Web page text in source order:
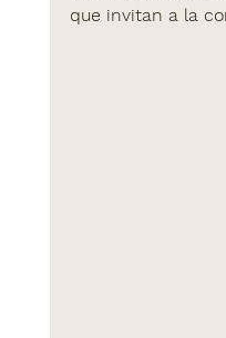
que invitan a la